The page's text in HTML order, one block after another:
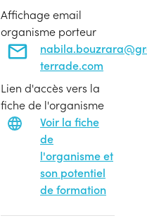
Affichage email
organisme porteur
terrade.com
Lien d'accès vers la
fiche de l'organisme
Voir la fiche
de
l'organisme et
son potentiel
de formation